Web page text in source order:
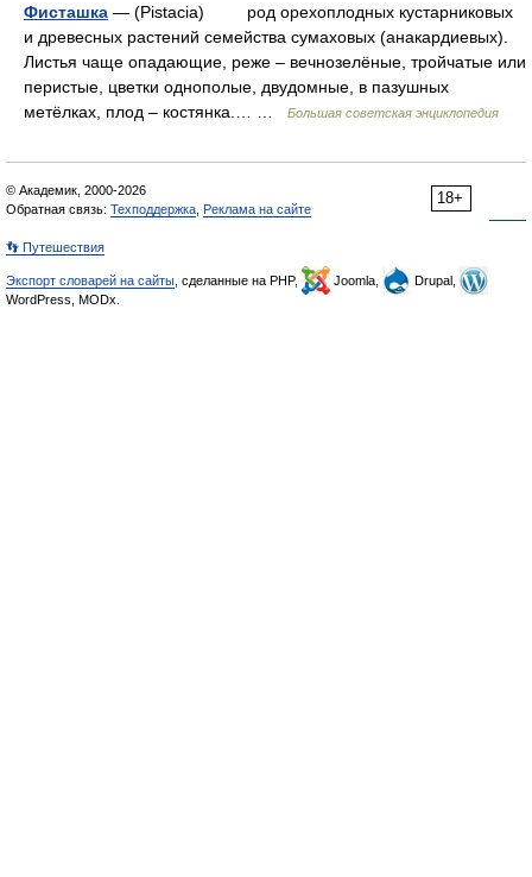
Фисташка — (Pistacia) род орехоплодных кустарниковых
и древесных растений семейства сумаховых (анакардиевых).
Листья чаще опадающие, реже – вечнозелёные, тройчатые или
перистые, цветки однополые, двудомные, в пазушных
метёлках, плод – костянка.… …
Большая советская энциклопедия
18+
© Академик, 2000-2026
Обратная связь: Техподдержка Реклама на сайте
👣 Путешествия
Экспорт словарей на сайты , сделанные на PHP, Joomla,
Drupal,
WordPress, MODx.